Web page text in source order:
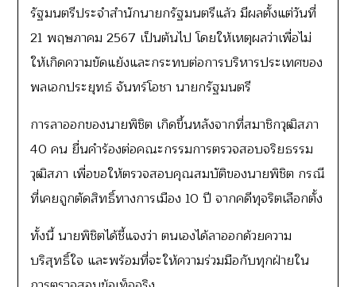
รัฐมนตรีประจำสำนักนายกรัฐมนตรีแล้ว มีผลตั้งแต่วันที่
21 พฤษภาคม 2567 เป็นต้นไป โดยให้เหตุผลว่าเพื่อไม่
ให้เกิดความขัดแย้งและกระทบต่อการบริหารประเทศของ
พลเอกประยุทธ์ จันทร์โอชา นายกรัฐมนตรี
การลาออกของนายพิชิต เกิดขึ้นหลังจากที่สมาชิกวุฒิสภา
40 คน ยื่นคำร้องต่อคณะกรรมการตรวจสอบจริยธรรม
วุฒิสภา เพื่อขอให้ตรวจสอบคุณสมบัติของนายพิชิต กรณี
ที่เคยถูกตัดสิทธิ์ทางการเมือง 10 ปี จากคดีทุจริตเลือกตั้ง
ทั้งนี้ นายพิชิตได้ชี้แจงว่า ตนเองได้ลาออกด้วยความ
บริสุทธิ์ใจ และพร้อมที่จะให้ความร่วมมือกับทุกฝ่ายใน